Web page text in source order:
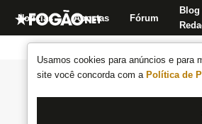
Usamos cookies para anúncios e para
site você concorda com a Política de
Notícias Apostas Fórum
Blog